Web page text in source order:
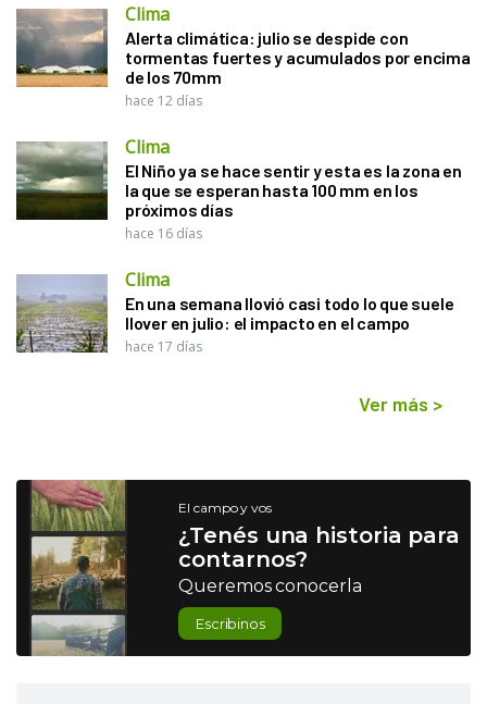
Clima
Alerta climática: julio se despide con
tormentas fuertes y acumulados por encima
de los 70mm
hace 12 días
Clima
El Niño ya se hace sentir y esta es la zona en
la que se esperan hasta 100 mm en los
próximos días
hace 16 días
Clima
En una semana llovió casi todo lo que suele
llover en julio: el impacto en el campo
hace 17 días
Ver más >
El campo y vos
¿Tenés una historia para
contarnos?
Queremos conocerla
Escribinos